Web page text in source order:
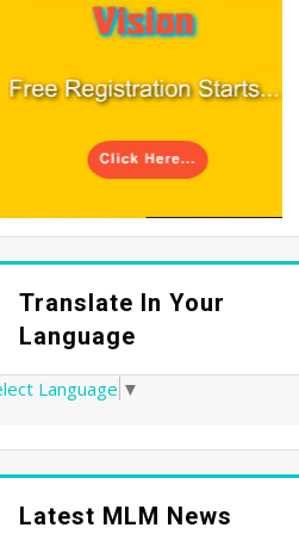
Translate In Your
Language
Language ▼
Latest MLM News